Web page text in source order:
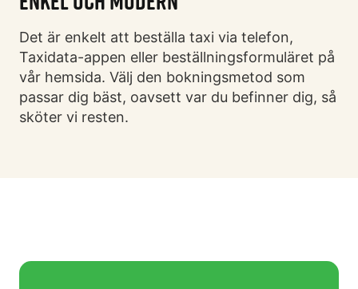
Det är enkelt att beställa taxi via telefon,
Taxidata-appen eller beställningsformuläret på
vår hemsida. Välj den bokningsmetod som
passar dig bäst, oavsett var du befinner dig, så
sköter vi resten.